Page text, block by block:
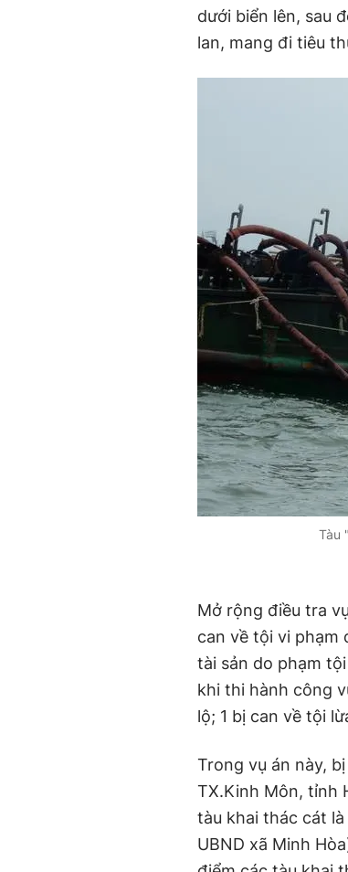
dưới biển lên, sau
lan, mang đi tiêu
Tàu
Mở rộng điều tra
can về tội vi phạm
tài sản do phạm
khi thi hành công
lộ; 1 bị can về tội
Trong vụ án này,
TX.Kinh Môn, tỉnh
tàu khai thác cát
UBND xã Minh